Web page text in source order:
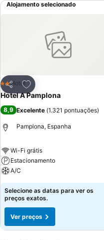
Alojamento selecionado
Partilhar
Adicionar aos favoritos
2 Estrelas
Hotel
Hotel A Pamplona
8,9 Excelente (1.321 pontuações)
Pamplona, Espanha
Wi-Fi grátis
Estacionamento
A/C
Selecione as datas para ver os
preços exatos.
Ver preços